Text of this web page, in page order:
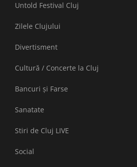
Untold Festival Cluj
Zilele Clujului
Divertisment
Cultură / Concerte la Cluj
Bancuri și Farse
Sanatate
Stiri de Cluj LIVE
Social